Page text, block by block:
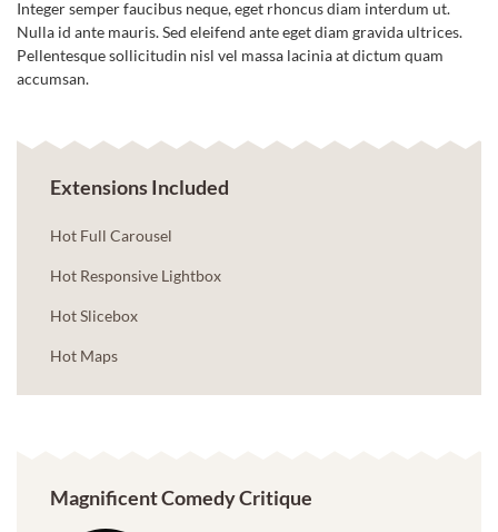
Integer semper faucibus neque, eget rhoncus diam interdum ut.
Nulla id ante mauris. Sed eleifend ante eget diam gravida ultrices.
Pellentesque sollicitudin nisl vel massa lacinia at dictum quam
accumsan.
Extensions Included
Hot Full Carousel
Hot Responsive Lightbox
Hot Slicebox
Hot Maps
Magnificent Comedy Critique